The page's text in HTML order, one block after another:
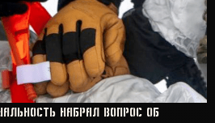
набрал вопрос об